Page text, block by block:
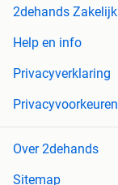
2dehands Zakelijk
Help en info
Privacyverklaring
Privacyvoorkeuren
Over 2dehands
Sitemap